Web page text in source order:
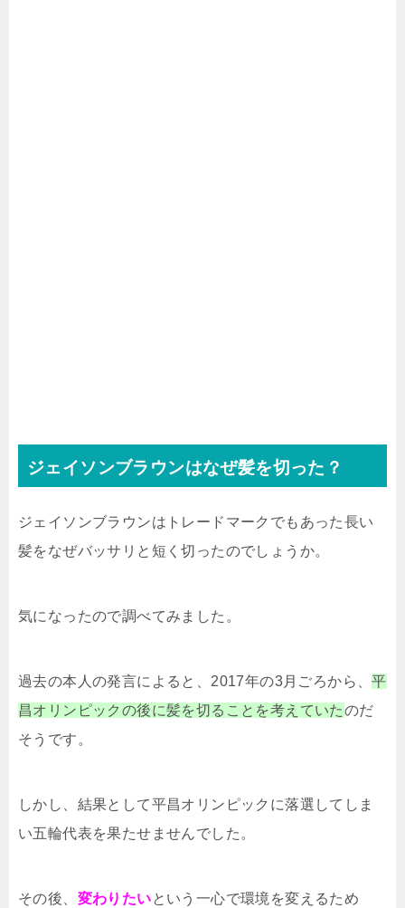
ジェイソンブラウンはなぜ髪を切った？
ジェイソンブラウンはトレードマークでもあった長い
髪をなぜバッサリと短く切ったのでしょうか。
気になったので調べてみました。
過去の本人の発言によると、2017年の3月ごろから、平
昌オリンピックの後に髪を切ることを考えていたのだ
そうです。
しかし、結果として平昌オリンピックに落選してしま
い五輪代表を果たせませんでした。
その後、 変わりたいという一心で環境を変えるため